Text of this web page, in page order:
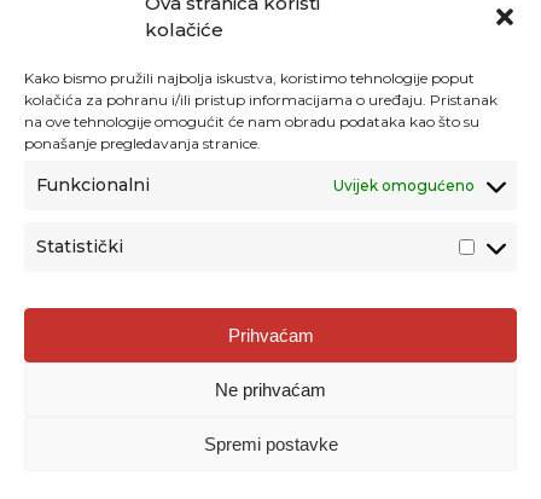
kolačiće
Kako bismo pružili najbolja iskustva, koristimo tehnologije poput
kolačića za pohranu i/ili pristup informacijama o uređaju. Pristanak
na ove tehnologije omogućit će nam obradu podataka kao što su
ponašanje pregledavanja stranice.
Funkcionalni Uvijek omogućeno
Statistički
Prihvaćam
Ne prihvaćam
Spremi postavke
Agencija za odgoj i obrazovanje
Donje Svetice 38, 10000 Zagreb
1778129
Prenošenje sadržaja dopušteno je uz navođenje izvora.